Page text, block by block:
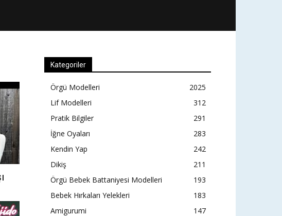
Kategoriler
Örgü Modelleri
2025
Lif Modelleri
312
Pratik Bilgiler
291
İğne Oyaları
283
Kendin Yap
242
Dikiş
211
Örgü Bebek Battaniyesi Modelleri
193
Bebek Hırkaları Yelekleri
183
Amigurumi
147